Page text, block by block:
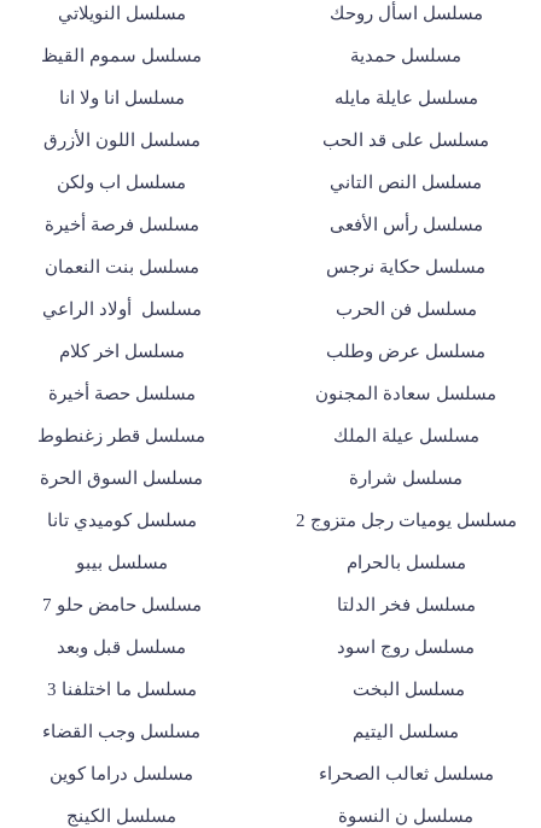
مسلسل اسأل روحك مسلسل النويلاتي
مسلسل حمدية مسلسل سموم القيظ
مسلسل عايلة مايله مسلسل انا ولا انا
مسلسل على قد الحب مسلسل اللون الأزرق
مسلسل النص التاني مسلسل اب ولكن
مسلسل رأس الأفعى مسلسل فرصة أخيرة
مسلسل حكاية نرجس مسلسل بنت النعمان
مسلسل فن الحرب مسلسل أولاد الراعي
مسلسل عرض وطلب مسلسل اخر كلام
مسلسل سعادة المجنون مسلسل حصة أخيرة
مسلسل عيلة الملك مسلسل قطر زغنطوط
مسلسل شرارة مسلسل السوق الحرة
مسلسل يوميات رجل متزوج 2 مسلسل كوميدي تانا
مسلسل بالحرام مسلسل بيبو
مسلسل فخر الدلتا مسلسل حامض حلو 7
مسلسل روج اسود مسلسل قبل وبعد
مسلسل البخت مسلسل ما اختلفنا 3
مسلسل اليتيم مسلسل وجب القضاء
مسلسل ثعالب الصحراء مسلسل دراما كوين
مسلسل ن النسوة مسلسل الكينج